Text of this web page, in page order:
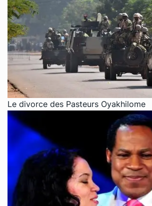
Le divorce des Pasteurs Oyakhilome